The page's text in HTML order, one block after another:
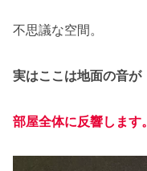
不思議な空間。
実はここは地面の音が
部屋全体に反響します。